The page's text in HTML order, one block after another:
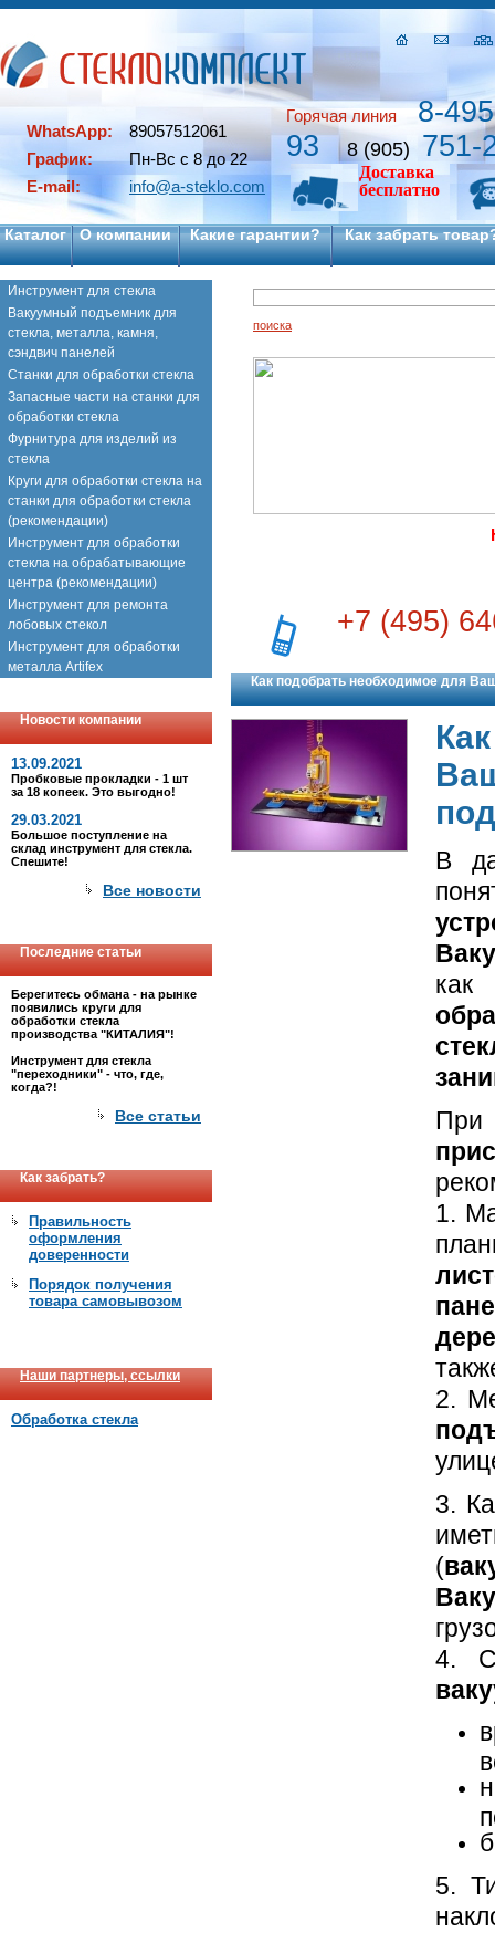
WhatsApp:
89057512061
График:
Пн-Вс с 8 до 22
E-mail:
info@a-steklo.com
Горячая линия
8-
93
8 (905) 751-
Доставка
бесплатно
Каталог О компании Какие гарантии? Как забрать
Инструмент для стекла
Вакуумный подъемник для
стекла, металла, камня,
сэндвич панелей
Станки для обработки стекла
Запасные части на станки для
обработки стекла
Фурнитура для изделий из
стекла
Круги для обработки стекла на
станки для обработки стекла
(рекомендации)
Инструмент для обработки
стекла на обрабатывающие
центра (рекомендации)
Инструмент для ремонта
лобовых стекол
Инструмент для обработки
металла Artifex
Новости компании
13.09.2021
Пробковые прокладки - 1 шт
за 18 копеек. Это выгодно!
29.03.2021
Большое поступление на
склад инструмент для стекла.
Спешите!
Все новости
Последние статьи
Берегитесь обмана - на рынке
появились круги для
обработки стекла
производства "КИТАЛИЯ"!
Инструмент для стекла
"переходники" - что, где,
когда?!
Все статьи
Как забрать?
Правильность
оформления
доверенности
Порядок получения
товара самовывозом
Наши партнеры, ссылки
Обработка стекла
поиска
+7 (495)
Как подобрать необходимое для
В
как
При
1.
2.
3.
(
4.
5.